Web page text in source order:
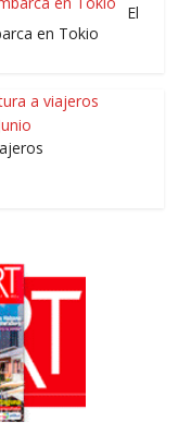
El
en Tokio